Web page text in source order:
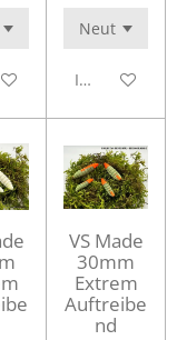
WarenkorbIn den
VS Made
30mm
Extrem
Auftreibe
nd